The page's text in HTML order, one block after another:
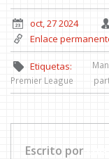
oct, 27 2024
Enlace
Etiquetas:
Premier League
Escrito por